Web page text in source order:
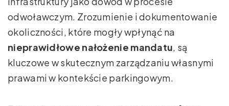
odwoławczym. Zrozumienie i dokumentowanie
okoliczności, które mogły wpłynąć na
nieprawidłowe nałożenie mandatu, są
kluczowe w skutecznym zarządzaniu własnymi
prawami w kontekście parkingowym.